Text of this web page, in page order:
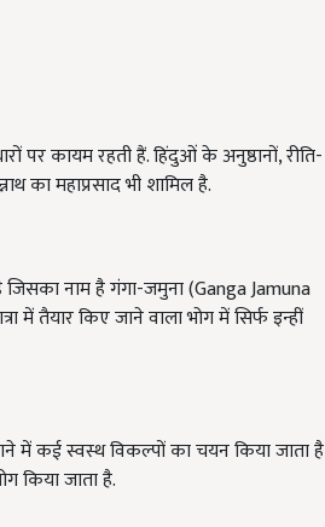
पर कायम रहती हैं. हिंदुओं के अनुष्ठानों, रीति-
का महाप्रसाद भी शामिल है.
नाम है गंगा-जमुना (Ganga Jamuna
में तैयार किए जाने वाला भोग में सिर्फ इन्हीं
में कई स्वस्थ विकल्पों का चयन किया जाता है
किया जाता है.